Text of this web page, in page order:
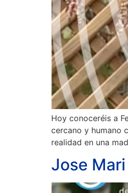
Hoy conoceréis a
cercano y humano
realidad en una
Jose